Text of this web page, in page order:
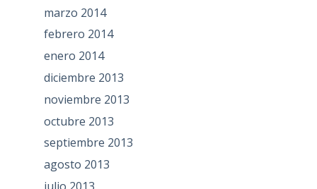
marzo 2014
febrero 2014
enero 2014
diciembre 2013
noviembre 2013
octubre 2013
septiembre 2013
agosto 2013